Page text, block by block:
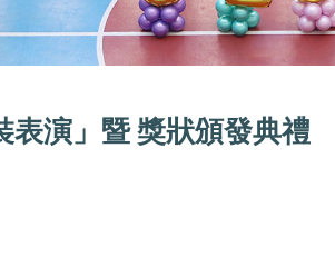
演」暨 獎狀頒發典禮